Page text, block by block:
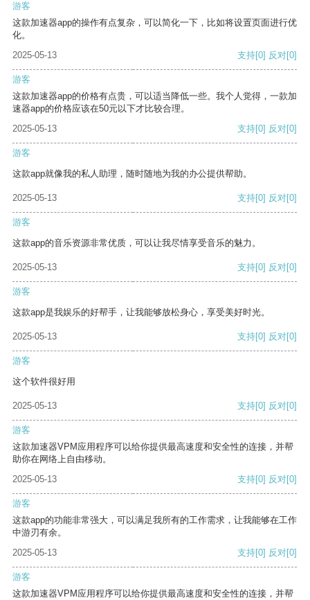
游客
这款加速器app的操作有点复杂，可以简化一下，比如将设置页面进行优
化。
2025-05-13
支持[0] 反对[0]
游客
这款加速器app的价格有点贵，可以适当降低一些。我个人觉得，一款加
速器app的价格应该在50元以下才比较合理。
2025-05-13
支持[0] 反对[0]
游客
这款app就像我的私人助理，随时随地为我的办公提供帮助。
2025-05-13 支持[0] 反对[0]
游客
这款app的音乐资源非常优质，可以让我尽情享受音乐的魅力。
2025-05-13 支持[0] 反对[0]
游客
这款app是我娱乐的好帮手，让我能够放松身心，享受美好时光。
2025-05-13 支持[0] 反对[0]
游客
这个软件很好用
2025-05-13 支持[0] 反对[0]
游客
这款加速器VPM应用程序可以给你提供最高速度和安全性的连接，并帮
助你在网络上自由移动。
2025-05-13
支持[0] 反对[0]
游客
这款app的功能非常强大，可以满足我所有的工作需求，让我能够在工作
中游刃有余。
2025-05-13
支持[0] 反对[0]
游客
这款加速器VPM应用程序可以给你提供最高速度和安全性的连接，并帮